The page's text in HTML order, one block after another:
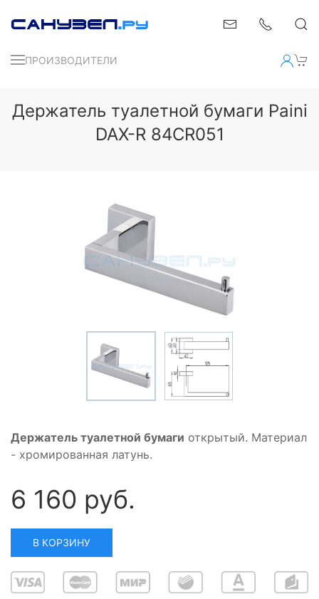
ПРОИЗВОДИТЕЛИ
Держатель туалетной бумаги Paini
DAX-R 84CR051
Держатель туалетной бумаги открытый. Материал
- хромированная латунь.
6 160 руб.
В КОРЗИНУ